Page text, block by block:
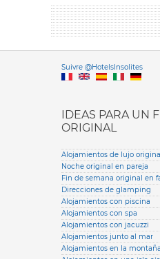
Suivre @HotelsInsolites
IDEAS PARA UN
ORIGINAL
Alojamientos de lujo
Noche original en pareja
Fin de semana original en
Direcciones de glamping
Alojamientos con piscina
Alojamientos con spa
Alojamientos con jacuzzi
Alojamientos junto al mar
Alojamientos en la montaña